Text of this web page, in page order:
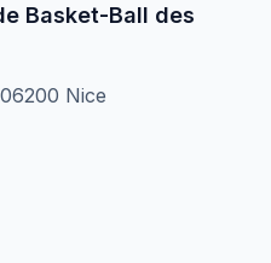
Basket-Ball des
Nice